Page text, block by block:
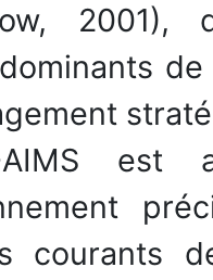
dominants
est
courants